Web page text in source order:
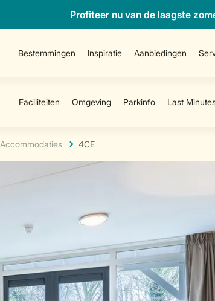
Profiteer nu van de laagste
Bestemmingen Inspiratie Aanbiedingen
Accommodaties 4CE